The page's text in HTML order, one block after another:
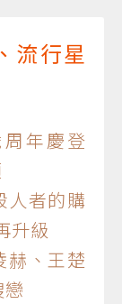
流行星
年慶登
者的購
升級
、王楚